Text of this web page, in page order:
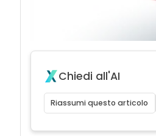
Chiedi all'AI
Riassumi questo articolo